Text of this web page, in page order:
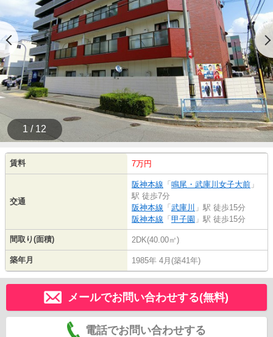
1 / 12
賃料 7万円
交通
阪神本線 「 鳴尾・武庫川女子大前 」
駅 徒歩7分
阪神本線 「 武庫川 」駅 徒歩15分
阪神本線 「 甲子園 」駅 徒歩15分
間取り(面積) 2DK(40.00㎡)
築年月 1985年 4月(築41年)
メールでお問い合わせする(無料)
電話でお問い合わせする